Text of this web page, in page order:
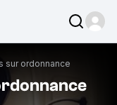
sur ordonnance